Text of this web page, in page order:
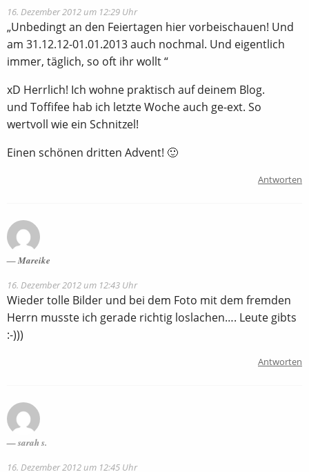
16. Dezember 2012 um 12:29 Uhr
„Unbedingt an den Feiertagen hier vorbeischauen! Und
am 31.12.12-01.01.2013 auch nochmal. Und eigentlich
immer, täglich, so oft ihr wollt “
xD Herrlich! Ich wohne praktisch auf deinem Blog.
und Toffifee hab ich letzte Woche auch ge-ext. So
wertvoll wie ein Schnitzel!
Einen schönen dritten Advent! 🙂
Antworten
Mareike
16. Dezember 2012 um 12:43 Uhr
Wieder tolle Bilder und bei dem Foto mit dem fremden
Herrn musste ich gerade richtig loslachen…. Leute gibts
:-)))
Antworten
sarah s.
16. Dezember 2012 um 12:45 Uhr